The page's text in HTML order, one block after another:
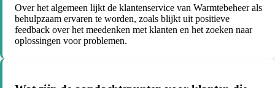
Over het algemeen lijkt de klantenservice van Warmtebeheer als
behulpzaam ervaren te worden, zoals blijkt uit positieve
feedback over het meedenken met klanten en het zoeken naar
oplossingen voor problemen.